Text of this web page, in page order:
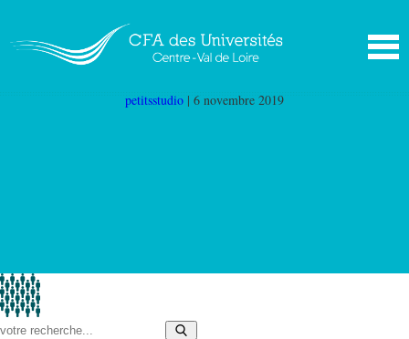
petitsstudio | 6 novembre 2019